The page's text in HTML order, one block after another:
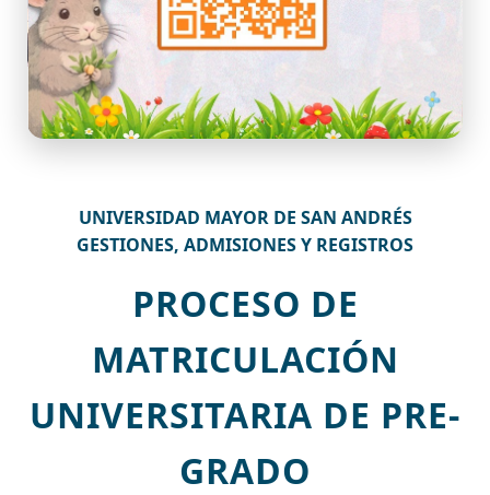
UNIVERSIDAD MAYOR DE SAN ANDRÉS
GESTIONES, ADMISIONES Y REGISTROS
PROCESO DE
MATRICULACIÓN
UNIVERSITARIA DE PRE-
GRADO